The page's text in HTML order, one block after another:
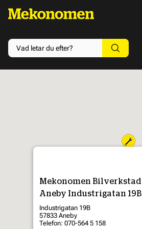
Mekonomen Bilverkstad
Aneby Industrigatan 19B
Industrigatan 19B
57833 Aneby
Telefon: 070-564 5 158